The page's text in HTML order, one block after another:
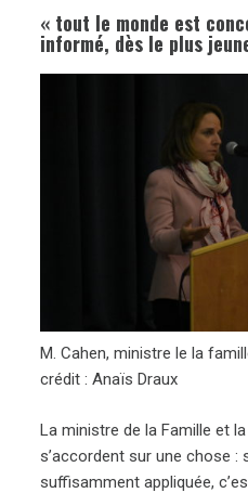
« tout le monde est
informé, dès le plus
M. Cahen, ministre le la
crédit : Anaïs Draux
La ministre de la Famille et
s’accordent sur une chose :
suffisamment appliquée,